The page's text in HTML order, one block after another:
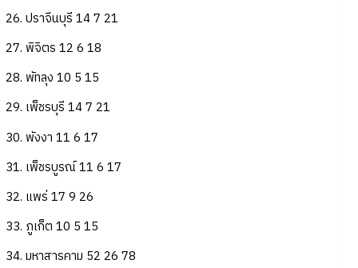
26. ปราจีนบุรี 14 7 21
27. พิจิตร 12 6 18
28. พัทลุง 10 5 15
29. เพ็ชรบุรี 14 7 21
30. พังงา 11 6 17
31. เพ็ชรบูรณ์ 11 6 17
32. แพร่ 17 9 26
33. ภูเก็ต 10 5 15
34. มหาสารคาม 52 26 78